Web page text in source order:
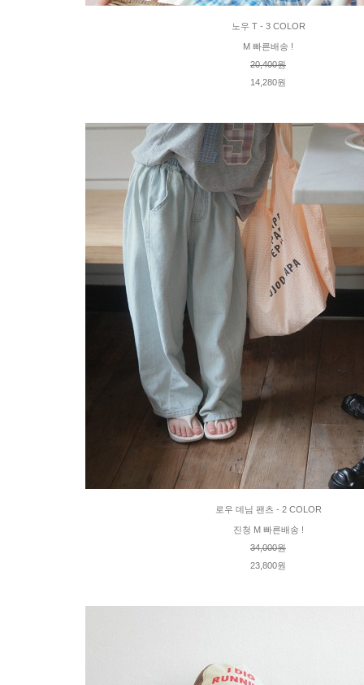
노우 T - 3 COLOR
M 빠른배송 !
20,400원
14,280원
로우 데님 팬츠 - 2 COLOR
진청 M 빠른배송 !
34,000원
23,800원